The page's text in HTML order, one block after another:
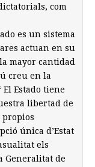
com
es un sistema
actuan en su
mayor cantidad
creu en la
El Estado tiene
libertad de
propios
única d’Estat
els
Generalitat de